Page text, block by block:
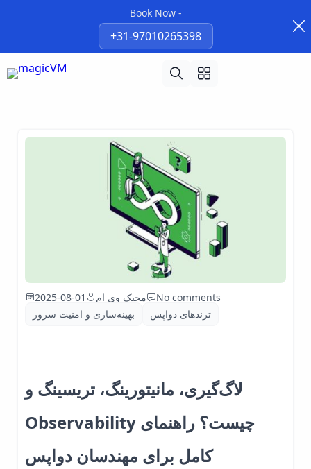
Book Now -
+31-97010265398
2025-08-01 مجیک وی ام
No comments
بهینه‌سازی و امنیت سرور
ترندهای دواپس
لاگ‌گیری، مانیتورینگ، تریسینگ و
Observability چیست؟ راهنمای
کامل برای مهندسان دواپس